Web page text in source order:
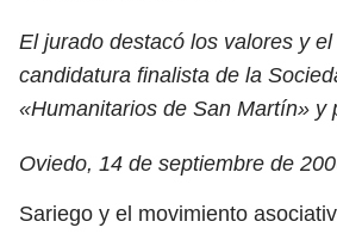
El jurado destacó los valores y
candidatura finalista de la
«Humanitarios de San Martín» y
Oviedo, 14 de septiembre de
Sariego y el movimiento